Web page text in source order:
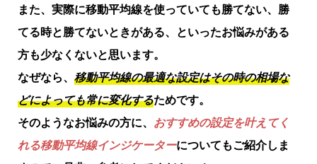
また、実際に移動平均線を使っていても勝てない、勝
てる時と勝てないときがある、といったお悩みがある
方も少なくないと思います。
なぜなら、 移動平均線の最適な設定はその時の相場な
どによっても常に変化するためです。
そのようなお悩みの方に、 おすすめの設定を叶えてく
れる移動平均線インジケーターについてもご紹介しま